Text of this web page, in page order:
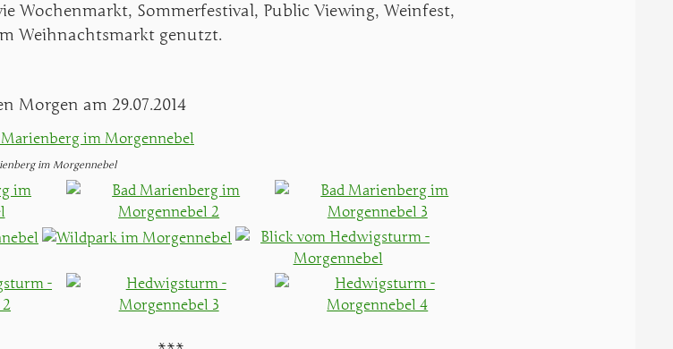
Wochenmarkt, Sommerfestival, Public Viewing, Weinfest,
Weihnachtsmarkt genutzt.
Morgen am 29.07.2014
im Morgennebel